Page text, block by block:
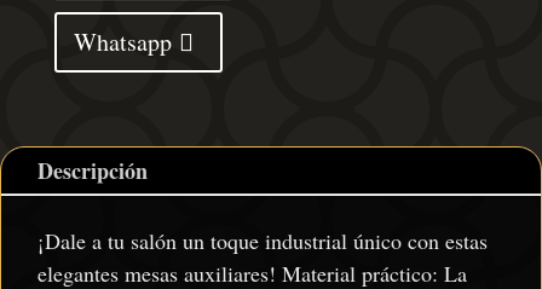
cm
cantidad
Whatsapp
Descripción
¡Dale a tu salón un toque industrial único con estas
elegantes mesas auxiliares! Material práctico: La